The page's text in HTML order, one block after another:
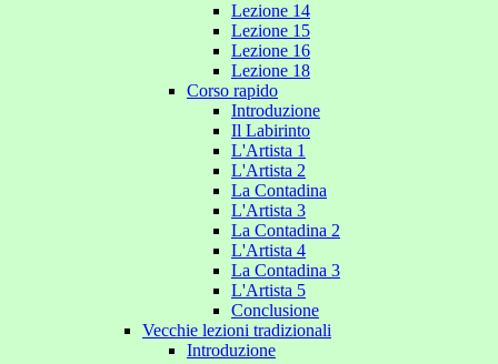
Lezione 14
Lezione 15
Lezione 16
Lezione 18
Corso rapido
Introduzione
Il Labirinto
L'Artista 1
L'Artista 2
La Contadina
L'Artista 3
La Contadina 2
L'Artista 4
La Contadina 3
L'Artista 5
Conclusione
Vecchie lezioni tradizionali
Introduzione